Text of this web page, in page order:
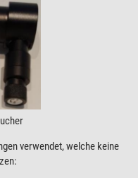
verwendet, welche keine